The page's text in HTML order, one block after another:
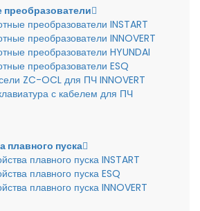
преобразователи
преобразователи INSTART
преобразователи INNOVERT
преобразователи HYUNDAI
преобразователи ESQ
ZC-OCL для ПЧ INNOVERT
с кабелем для ПЧ
плавного пуска
плавного пуска INSTART
плавного пуска ESQ
плавного пуска INNOVERT